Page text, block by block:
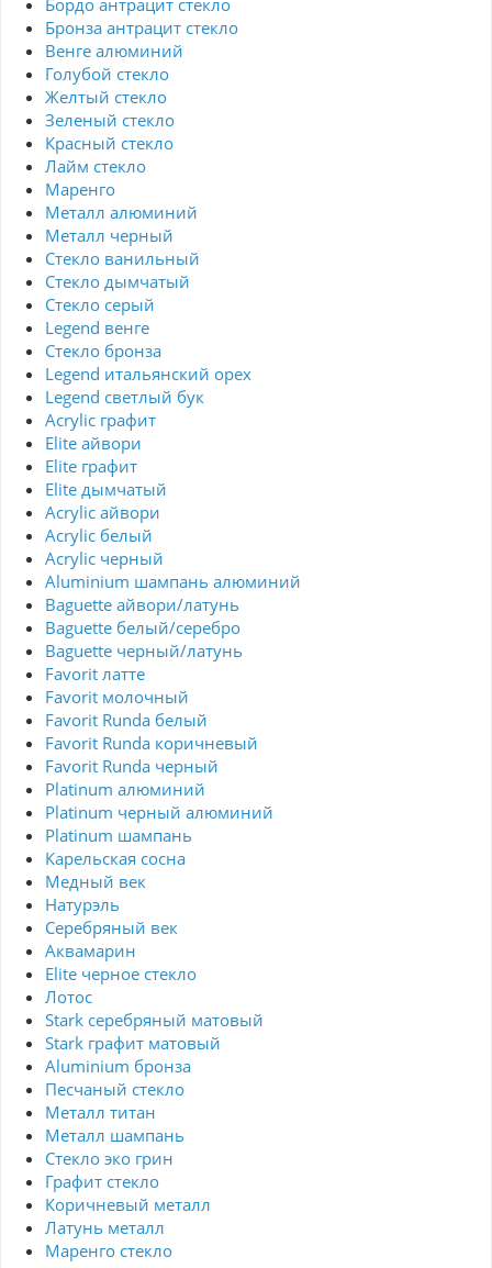
Бордо антрацит стекло
Бронза антрацит стекло
Венге алюминий
Голубой стекло
Желтый стекло
Зеленый стекло
Красный стекло
Лайм стекло
Маренго
Металл алюминий
Металл черный
Стекло ванильный
Стекло дымчатый
Стекло серый
Legend венге
Стекло бронза
Legend итальянский орех
Legend светлый бук
Acrylic графит
Elite айвори
Elite графит
Elite дымчатый
Acrylic айвори
Acrylic белый
Acrylic черный
Aluminium шампань алюминий
Baguette айвори/латунь
Baguette белый/серебро
Baguette черный/латунь
Favorit латте
Favorit молочный
Favorit Runda белый
Favorit Runda коричневый
Favorit Runda черный
Platinum алюминий
Platinum черный алюминий
Platinum шампань
Карельская сосна
Медный век
Натурэль
Серебряный век
Аквамарин
Elite черное стекло
Лотос
Stark серебряный матовый
Stark графит матовый
Aluminium бронза
Песчаный стекло
Металл титан
Металл шампань
Стекло эко грин
Графит стекло
Коричневый металл
Латунь металл
Маренго стекло